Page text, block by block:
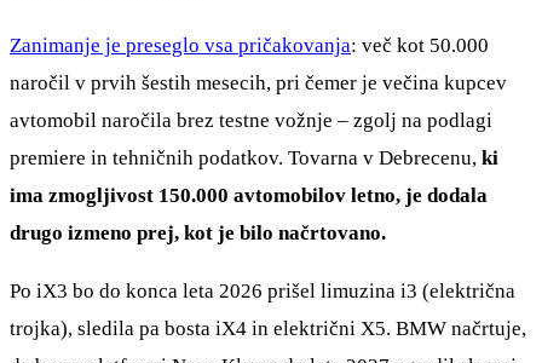
Zanimanje je preseglo vsa pričakovanja: več kot 50.000
naročil v prvih šestih mesecih, pri čemer je večina kupcev
avtomobil naročila brez testne vožnje – zgolj na podlagi
premiere in tehničnih podatkov. Tovarna v Debrecenu, ki
ima zmogljivost 150.000 avtomobilov letno, je dodala
drugo izmeno prej, kot je bilo načrtovano.
Po iX3 bo do konca leta 2026 prišel limuzina i3 (električna
trojka), sledila pa bosta iX4 in električni X5. BMW načrtuje,